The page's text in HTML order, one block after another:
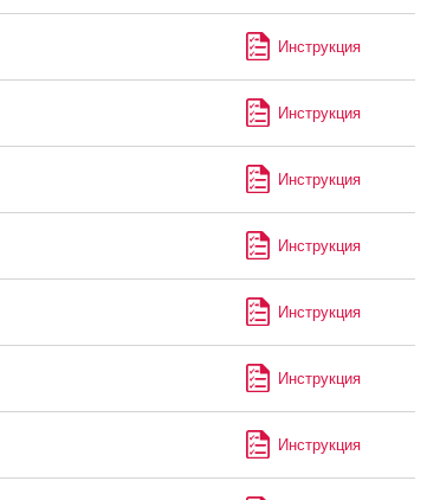
Инструкция
Инструкция
Инструкция
Инструкция
Инструкция
Инструкция
Инструкция